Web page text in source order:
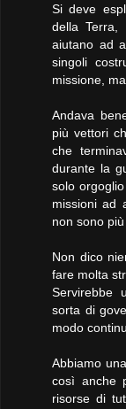
Si deve
della
aiutano ad
singoli
missione,
Andava
più vettori
che
durante la
solo
missioni ad
non sono
Non dico
fare molta
Servirebbe
sorta di
modo
Abbiamo
così anche
risorse di